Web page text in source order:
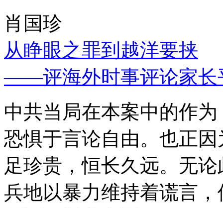
肖国珍
从睁眼之罪到越洋要挟
——评海外时事评论家长
中共当局在本案中的作
恐惧于言论自由。也正
足珍贵，恒长久远。无
兵地以暴力维持着谎言